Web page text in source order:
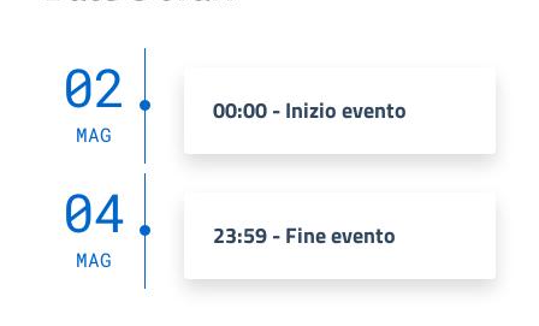
02
MAG
00:00 - Inizio evento
04
MAG
23:59 - Fine evento